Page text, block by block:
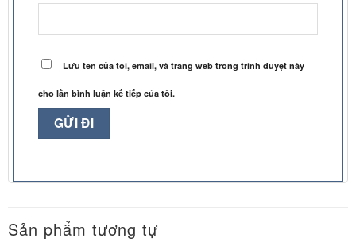
Lưu tên của tôi, email, và trang web trong trình duyệt này
cho lần bình luận kế tiếp của tôi.
Sản phẩm tương tự